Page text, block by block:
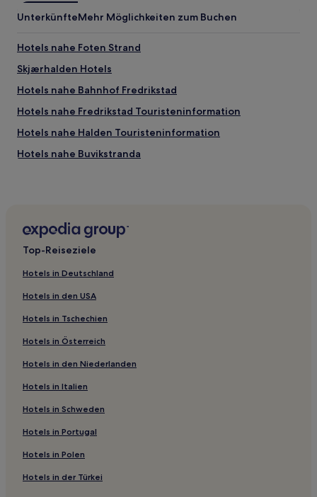
UnterkünfteMehr Möglichkeiten zum Buchen
Hotels nahe Foten Strand
Skjærhalden Hotels
Hotels nahe Bahnhof Fredrikstad
Hotels nahe Fredrikstad Touristeninformation
Hotels nahe Halden Touristeninformation
Hotels nahe Buvikstranda
Haustierfreundliche in Sarpsborg
Haustierfreundliche in Frederikstad
Haustierfreundliche in Halden
Günstige in Halden
Top-Reiseziele
Hotels in Deutschland
Hotels in den USA
Hotels in Tschechien
Hotels in Österreich
Hotels in den Niederlanden
Hotels in Italien
Hotels in Schweden
Hotels in Portugal
Hotels in Polen
Hotels in der Türkei